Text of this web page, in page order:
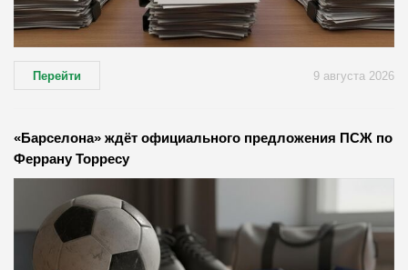
Перейти 9 августа 2026
«Барселона» ждёт официального предложения ПСЖ по
Феррану Торресу